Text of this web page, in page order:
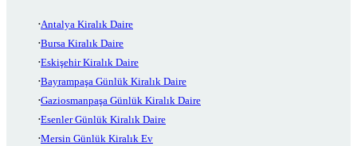
Antalya Kiralık Daire
Bursa Kiralık Daire
Eskişehir Kiralık Daire
Bayrampaşa Günlük Kiralık Daire
Gaziosmanpaşa Günlük Kiralık Daire
Esenler Günlük Kiralık Daire
Mersin Günlük Kiralık Ev